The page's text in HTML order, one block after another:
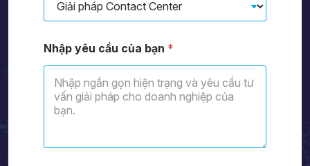
Nhập yêu cầu của bạn *